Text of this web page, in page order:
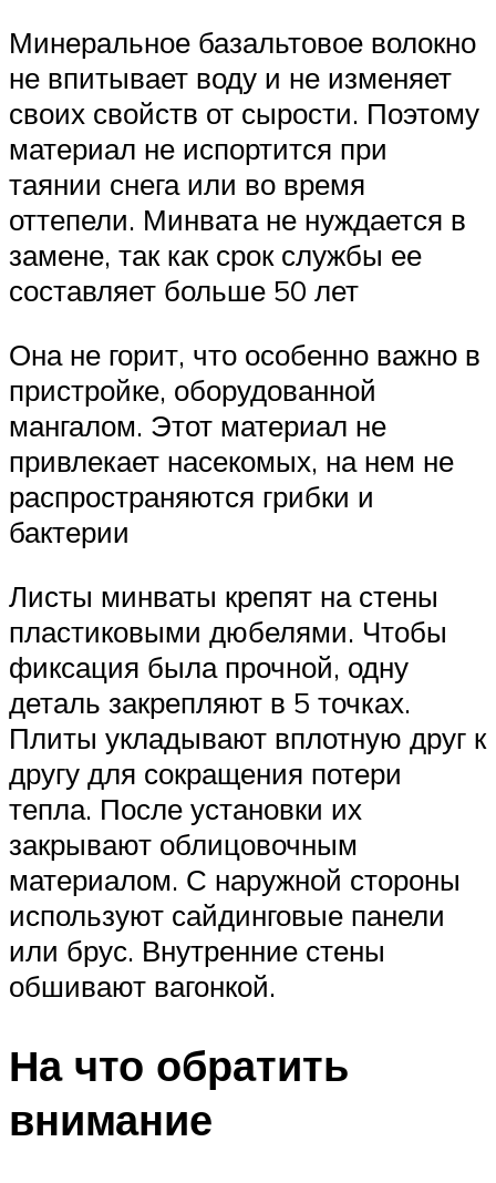
Минеральное базальтовое волокно
не впитывает воду и не изменяет
своих свойств от сырости. Поэтому
материал не испортится при
таянии снега или во время
оттепели. Минвата не нуждается в
замене, так как срок службы ее
составляет больше 50 лет
Она не горит, что особенно важно в
пристройке, оборудованной
мангалом. Этот материал не
привлекает насекомых, на нем не
распространяются грибки и
бактерии
Листы минваты крепят на стены
пластиковыми дюбелями. Чтобы
фиксация была прочной, одну
деталь закрепляют в 5 точках.
Плиты укладывают вплотную друг к
другу для сокращения потери
тепла. После установки их
закрывают облицовочным
материалом. С наружной стороны
используют сайдинговые панели
или брус. Внутренние стены
обшивают вагонкой.
На что обратить
внимание